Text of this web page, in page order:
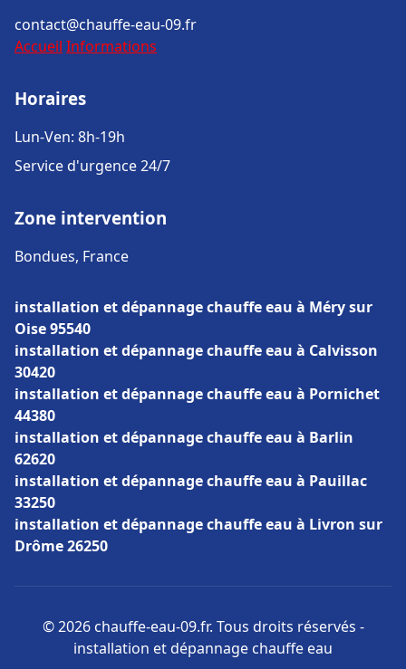
contact@chauffe-eau-09.fr
Accueil Informations
Horaires
Lun-Ven: 8h-19h
Service d'urgence 24/7
Zone intervention
Bondues, France
installation et dépannage chauffe eau à Méry sur
Oise 95540
installation et dépannage chauffe eau à Calvisson
30420
installation et dépannage chauffe eau à Pornichet
44380
installation et dépannage chauffe eau à Barlin
62620
installation et dépannage chauffe eau à Pauillac
33250
installation et dépannage chauffe eau à Livron sur
Drôme 26250
© 2026 chauffe-eau-09.fr. Tous droits réservés -
installation et dépannage chauffe eau